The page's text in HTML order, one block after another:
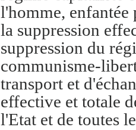
l'homme,
la suppression
suppression du
communisme-
transport et
effective et totale
l'Etat et de toutes